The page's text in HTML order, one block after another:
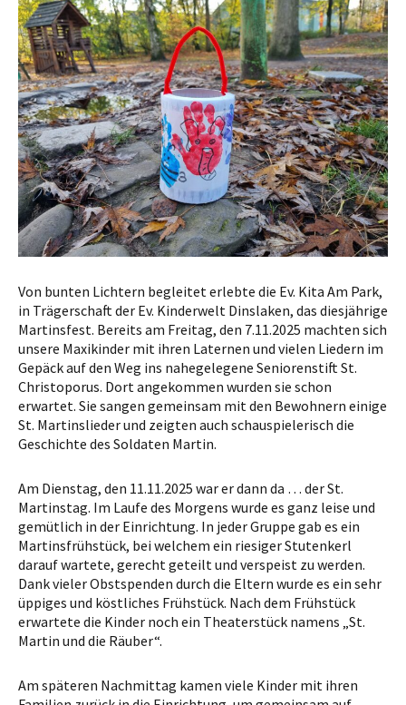
Von bunten Lichtern begleitet erlebte die Ev. Kita Am Park,
in Trägerschaft der Ev. Kinderwelt Dinslaken, das diesjährige
Martinsfest. Bereits am Freitag, den 7.11.2025 machten sich
unsere Maxikinder mit ihren Laternen und vielen Liedern im
Gepäck auf den Weg ins nahegelegene Seniorenstift St.
Christoporus. Dort angekommen wurden sie schon
erwartet. Sie sangen gemeinsam mit den Bewohnern einige
St. Martinslieder und zeigten auch schauspielerisch die
Geschichte des Soldaten Martin.
Am Dienstag, den 11.11.2025 war er dann da … der St.
Martinstag. Im Laufe des Morgens wurde es ganz leise und
gemütlich in der Einrichtung. In jeder Gruppe gab es ein
Martinsfrühstück, bei welchem ein riesiger Stutenkerl
darauf wartete, gerecht geteilt und verspeist zu werden.
Dank vieler Obstspenden durch die Eltern wurde es ein sehr
üppiges und köstliches Frühstück. Nach dem Frühstück
erwartete die Kinder noch ein Theaterstück namens „St.
Martin und die Räuber“.
Am späteren Nachmittag kamen viele Kinder mit ihren